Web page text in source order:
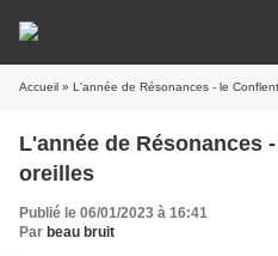
Accueil » L'année de Résonances - le
L'année de Résonances
oreilles
Publié le 06/01/2023 à 16:41
Par beau bruit